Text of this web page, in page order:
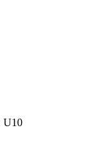
U10